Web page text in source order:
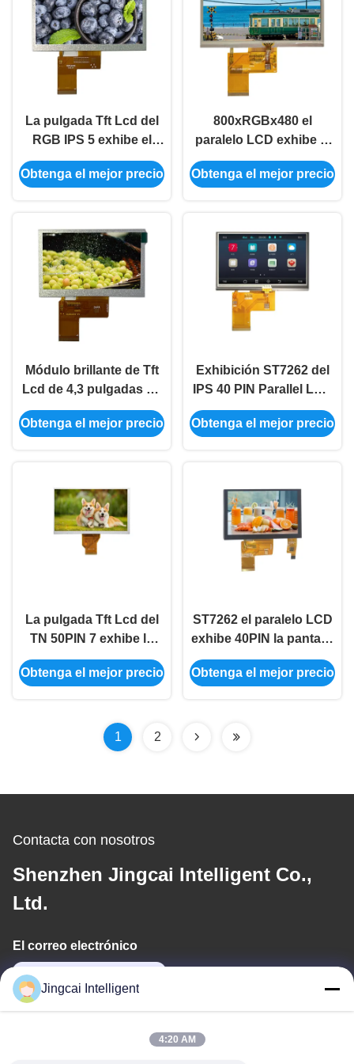
La pulgada Tft Lcd del
RGB IPS 5 exhibe el
módulo brillante 40PIN
de Tft Lcd de 5
Obtenga el mejor precio
800xRGBx480 el
paralelo LCD exhibe el
IPS la pantalla táctil
resistente 800*480 de 5
Obtenga el mejor precio
Módulo brillante de Tft
Lcd de 4,3 pulgadas de
la pantalla táctil del IPS
4,3 Tft Lcd
Obtenga el mejor precio
Exhibición ST7262 del
IPS 40 PIN Parallel LCD
pantalla táctil de 4,3
pulgadas 800xRGBx480
Obtenga el mejor precio
La pulgada Tft Lcd del
TN 50PIN 7 exhibe la
pantalla táctil brillante
de Tft de 7 pulgadas
Obtenga el mejor precio
ST7262 el paralelo LCD
exhibe 40PIN la pantalla
táctil capacitiva de 5
pulgadas 800xRGBx480
Obtenga el mejor precio
1 2
Contacta con nosotros
Shenzhen Jingcai Intelligent Co.,
Ltd.
El correo electrónico
Jingcai Intelligent
4:20 AM